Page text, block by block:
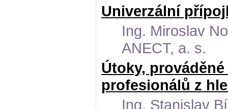
Univerzální
Ing. Miroslav
ANECT, a. s.
Útoky,
profesionálů z
Ing. Stanislav